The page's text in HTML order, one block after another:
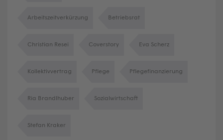
Arbeitszeitverkürzung Betriebsrat
Christian Resei Coverstory Eva Scherz
Kollektivvertrag Pflege Pflegefinanzierung
Ria Brandlhuber Sozialwirtschaft
Stefan Kraker